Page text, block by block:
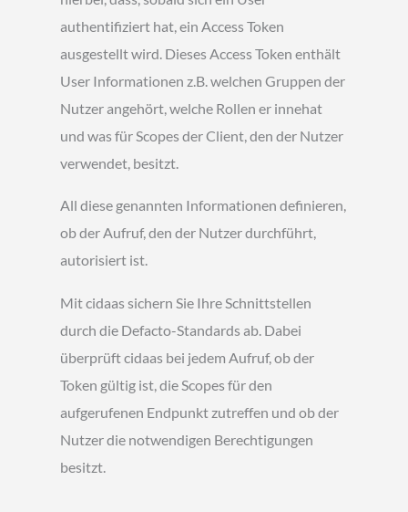
authentifiziert hat, ein Access Token
ausgestellt wird. Dieses Access Token enthält
User Informationen z.B. welchen Gruppen der
Nutzer angehört, welche Rollen er innehat
und was für Scopes der Client, den der Nutzer
verwendet, besitzt.
All diese genannten Informationen definieren,
ob der Aufruf, den der Nutzer durchführt,
autorisiert ist.
Mit cidaas sichern Sie Ihre Schnittstellen
durch die Defacto-Standards ab. Dabei
überprüft cidaas bei jedem Aufruf, ob der
Token gültig ist, die Scopes für den
aufgerufenen Endpunkt zutreffen und ob der
Nutzer die notwendigen Berechtigungen
besitzt.